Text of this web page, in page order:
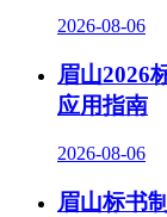
2026-08-06
眉山2026
应用指南
2026-08-06
眉山标书